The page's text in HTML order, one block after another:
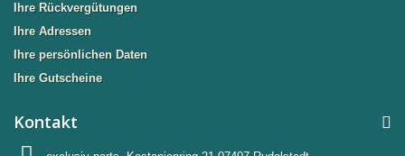
Ihre Rückvergütungen
Ihre Adressen
Ihre persönlichen Daten
Ihre Gutscheine
Kontakt